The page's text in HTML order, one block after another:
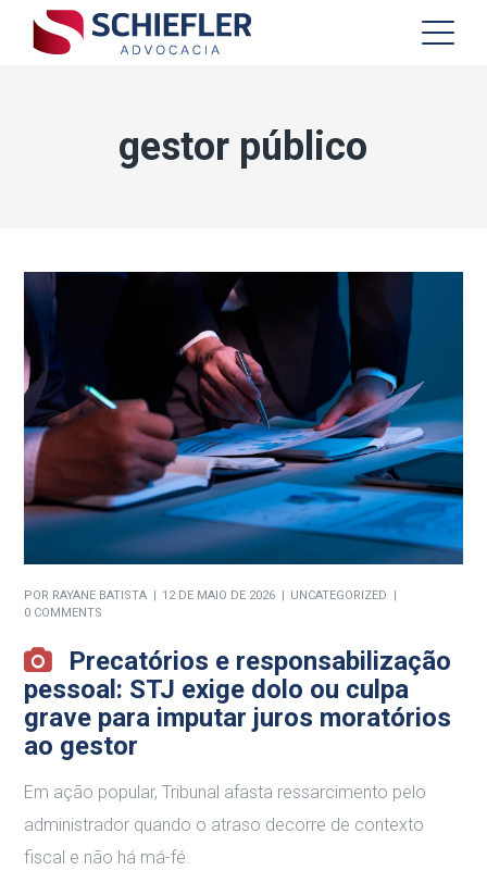
gestor público
POR RAYANE BATISTA 12 DE MAIO DE 2026
UNCATEGORIZED
0 COMMENTS
Precatórios e responsabilização
pessoal: STJ exige dolo ou culpa
grave para imputar juros moratórios
ao gestor
Em ação popular, Tribunal afasta ressarcimento pelo
administrador quando o atraso decorre de contexto
fiscal e não há má-fé.